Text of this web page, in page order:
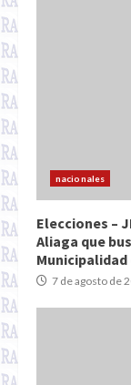
nacionales
Elecciones –
Aliaga que
Municipalidad
7 de agosto de